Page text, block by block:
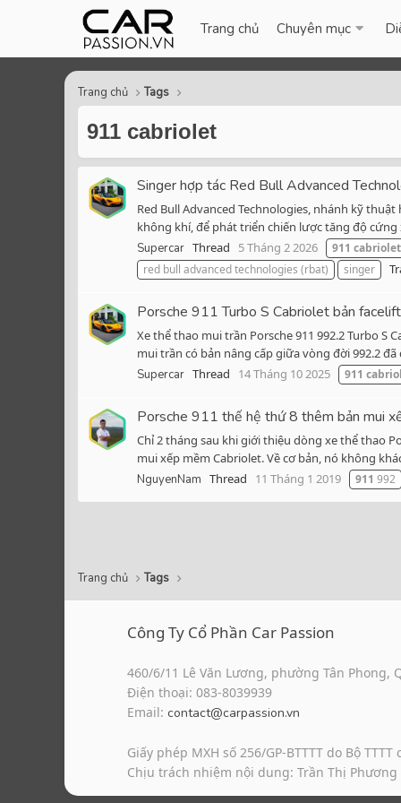
Trang chủ Chuyên mục
Trang chủ Tags
911 cabriolet
Singer hợp tác Red Bull Advanced
Red Bull Advanced Technologies, nhánh kỹ
không khí, để phát triển chiến lược tăng độ cứng
Supercar Thread 5 Tháng 2 2026 911 cabriolet
red bull advanced technologies (rbat)
singer
Porsche 911 Turbo S Cabriolet bản
Xe thể thao mui trần Porsche 911 992.2 Turbo S
mui trần có bản nâng cấp giữa vòng đời 992.2
Supercar Thread 14 Tháng 10 2025 911
Porsche 911 thế hệ thứ 8 thêm bản mui
Chỉ 2 tháng sau khi giới thiệu dòng xe thể thao
mui xếp mềm Cabriolet. Về cơ bản, nó không
NguyenNam Thread 11 Tháng 1 2019 911 992
Trang chủ Tags
Công Ty Cổ Phần Car Passion
460/6/11 Lê Văn Lương, phường Tân Phong,
Điện thoại: 083-8039939
Email: contact@carpassion.vn
Giấy phép MXH số 256/GP-BTTTT do Bộ
Chịu trách nhiệm nội dung: Trần Thị Phương